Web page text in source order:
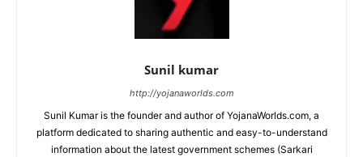
Sunil kumar
http://yojanaworlds.com
Sunil Kumar is the founder and author of YojanaWorlds.com, a
platform dedicated to sharing authentic and easy-to-understand
information about the latest government schemes (Sarkari